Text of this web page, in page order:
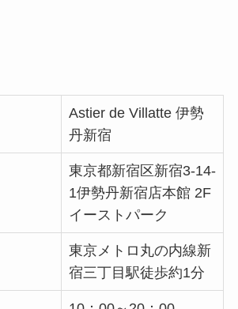
Astier de Villatte 伊勢
丹新宿
東京都新宿区新宿3-14-
1伊勢丹新宿店本館 2F
イーストパーク
東京メトロ丸の内線新
宿三丁目駅徒歩約1分